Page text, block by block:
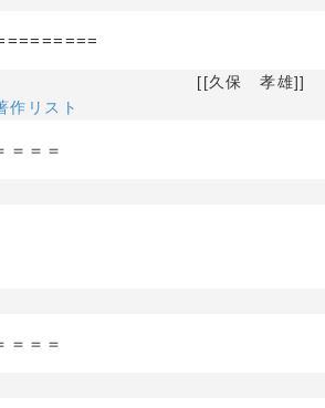
保 孝雄]]
作リスト
＝＝＝
＝＝＝